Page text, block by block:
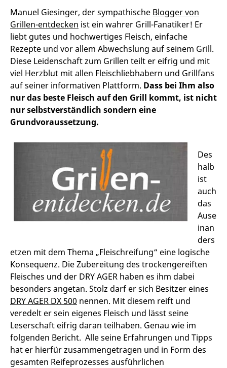
Manuel Giesinger, der sympathische Blogger von
Grillen-entdecken ist ein wahrer Grill-Fanatiker! Er
liebt gutes und hochwertiges Fleisch, einfache
Rezepte und vor allem Abwechslung auf seinem Grill.
Diese Leidenschaft zum Grillen teilt er eifrig und mit
viel Herzblut mit allen Fleischliebhabern und Grillfans
auf seiner informativen Plattform. Dass bei Ihm also
nur das beste Fleisch auf den Grill kommt, ist nicht
nur selbstverständlich sondern eine
Grundvoraussetzung.
Des
halb
ist
auch
das
Ause
inan
ders
etzen mit dem Thema „Fleischreifung“ eine logische
Konsequenz. Die Zubereitung des trockengereiften
Fleisches und der DRY AGER haben es ihm dabei
besonders angetan. Stolz darf er sich Besitzer eines
DRY AGER DX 500 nennen. Mit diesem reift und
veredelt er sein eigenes Fleisch und lässt seine
Leserschaft eifrig daran teilhaben. Genau wie im
folgenden Bericht. Alle seine Erfahrungen und Tipps
hat er hierfür zusammengetragen und in Form des
gesamten Reifeprozesses ausführlichen